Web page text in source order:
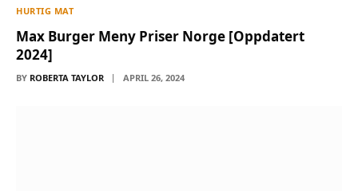
HURTIG MAT
Max Burger Meny Priser Norge [Oppdatert
2024]
BY ROBERTA TAYLOR APRIL 26, 2024